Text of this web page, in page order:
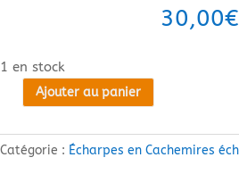
30,00€
1 en stock
quantité
écharpe
Ajouter au panier
Catégorie : Écharpes en Cachemires